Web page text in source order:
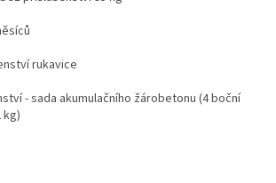
rukavice
- sada akumulačního žárobetonu (4 boční
kg)